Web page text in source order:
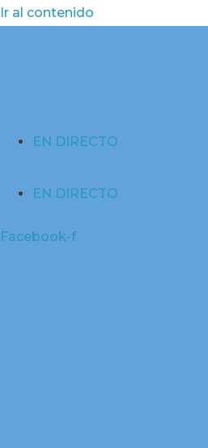
Ir al contenido
EN DIRECTO
EN DIRECTO
Facebook-f